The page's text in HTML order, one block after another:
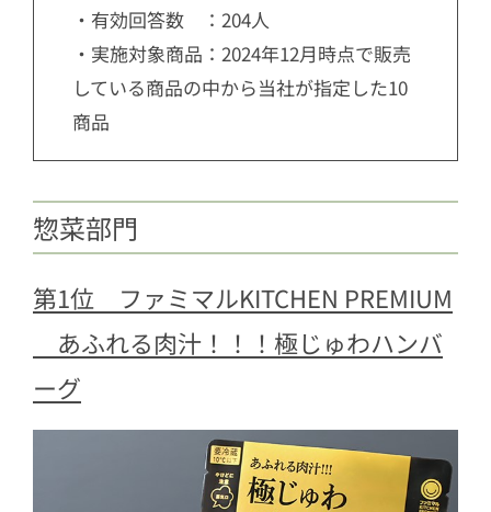
・有効回答数 ：204人
・実施対象商品：2024年12月時点で販売
している商品の中から当社が指定した10
商品
惣菜部門
第1位 ファミマルKITCHEN PREMIUM
あふれる肉汁！！！極じゅわハンバ
ーグ